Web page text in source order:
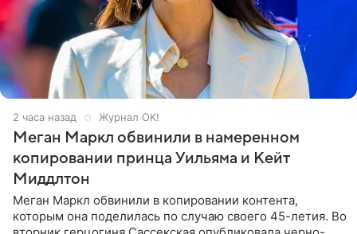
2 часа назад Журнал OK!
Меган Маркл обвинили в намеренном
копировании принца Уильяма и Кейт
Миддлтон
Меган Маркл обвинили в копировании контента,
которым она поделилась по случаю своего 45-летия. Во